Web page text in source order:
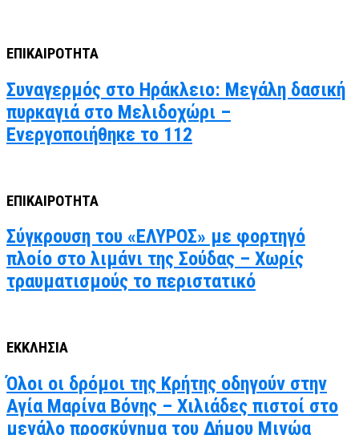
ΕΠΙΚΑΙΡΟΤΗΤΑ
Συναγερμός στο Ηράκλειο: Μεγάλη δασική
πυρκαγιά στο Μελιδοχώρι –
Ενεργοποιήθηκε το 112
ΕΠΙΚΑΙΡΟΤΗΤΑ
Σύγκρουση του «ΕΛΥΡΟΣ» με φορτηγό
πλοίο στο λιμάνι της Σούδας – Χωρίς
τραυματισμούς το περιστατικό
ΕΚΚΛΗΣΙΑ
Όλοι οι δρόμοι της Κρήτης οδηγούν στην
Αγία Μαρίνα Βόνης – Χιλιάδες πιστοί στο
μεγάλο προσκύνημα του Δήμου Μινώα